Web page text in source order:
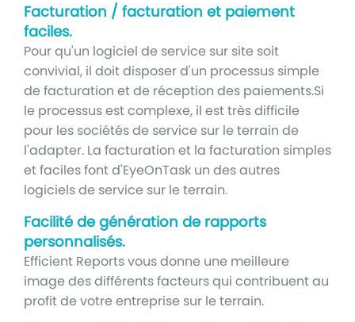
Facturation / facturation et paiement
faciles.
Pour qu'un logiciel de service sur site soit
convivial, il doit disposer d'un processus simple
de facturation et de réception des paiements.Si
le processus est complexe, il est très difficile
pour les sociétés de service sur le terrain de
l'adapter. La facturation et la facturation simples
et faciles font d'EyeOnTask un des autres
logiciels de service sur le terrain.
Facilité de génération de rapports
personnalisés.
Efficient Reports vous donne une meilleure
image des différents facteurs qui contribuent au
profit de votre entreprise sur le terrain.